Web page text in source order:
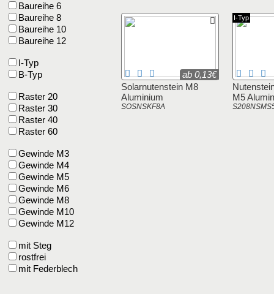
Solarnutenstein M8
Aluminium
SOSNSKF8A
ab 0,13€
M5
I-Typ
Baureihe 6
Baureihe 8
Baureihe 10
Baureihe 12
I-Typ
B-Typ
Raster 20
Raster 30
Raster 40
Raster 60
Gewinde M3
Gewinde M4
Gewinde M5
Gewinde M6
Gewinde M8
Gewinde M10
Gewinde M12
mit Steg
rostfrei
mit Federblech